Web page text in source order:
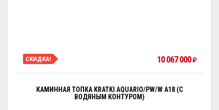
СКИДКА! 10 067 000 ₽
КАМИННАЯ ТОПКА KRATKI AQUARIO/PW/W A18 (С
ВОДЯНЫМ КОНТУРОМ)